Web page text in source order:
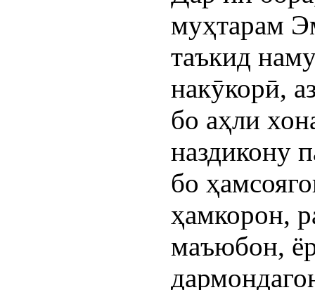
муҳтарам
таъкид
накӯкорӣ,
бо аҳли
наздикону
бо
ҳамкорон,
маъюбон,